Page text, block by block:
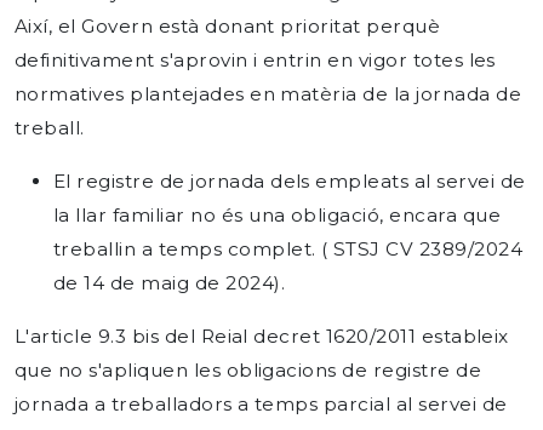
Així, el Govern està donant prioritat perquè
definitivament s'aprovin i entrin en vigor totes les
normatives plantejades en matèria de la jornada de
treball.
El registre de jornada dels empleats al servei de
la llar familiar no és una obligació, encara que
treballin a temps complet. ( STSJ CV 2389/2024
de 14 de maig de 2024).
L'article 9.3 bis del Reial decret 1620/2011 estableix
que no s'apliquen les obligacions de registre de
jornada a treballadors a temps parcial al servei de